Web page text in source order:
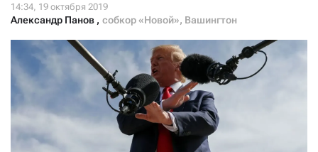
Александр Панов , собкор «Новой», Вашингтон
Нажимая кнопку «Стать соучастником»,
я принимаю условия и подтверждаю свое гражданство РФ
СТАТЬ СОУЧАСТНИКОМ
ПОДЕЛИТЬСЯ С ДРУЗЬЯМИ
Если у вас есть вопросы, пишите donate@novayagazeta.ru
звоните:
+7 (929) 612-03-68